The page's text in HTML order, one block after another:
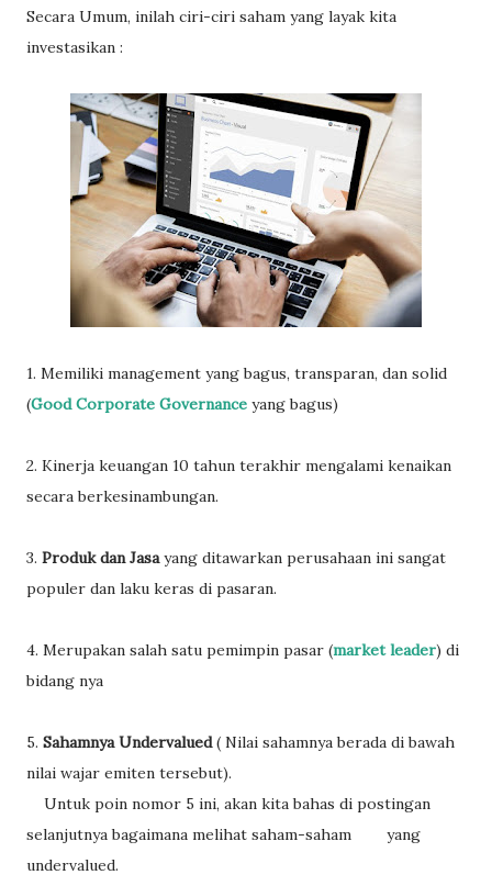
Secara Umum, inilah ciri-ciri saham yang layak kita
investasikan :
1. Memiliki management yang bagus, transparan, dan solid
(Good Corporate Governance yang bagus)
2. Kinerja keuangan 10 tahun terakhir mengalami kenaikan
secara berkesinambungan.
3. Produk dan Jasayang ditawarkan perusahaan ini sangat
populer dan laku keras di pasaran.
4. Merupakan salah satu pemimpin pasar (market leader) di
bidang nya
5. Sahamnya Undervalued( Nilai sahamnya berada di bawah
nilai wajar emiten tersebut).
Untuk poin nomor 5 ini, akan kita bahas di postingan
selanjutnya bagaimana melihat saham-saham
yang
undervalued.